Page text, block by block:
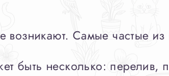
Самые частые из
быть несколько: перелив,